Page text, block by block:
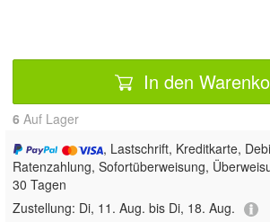
In den
6 Auf Lager
, Lastschrift, Kreditkarte,
Ratenzahlung, Sofortüberweisung,
30 Tagen
Zustellung: Di, 11. Aug. bis Di, 18. Aug.